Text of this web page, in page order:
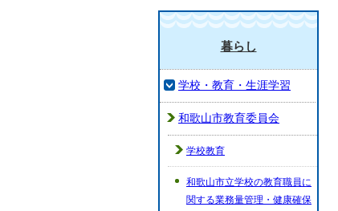
暮らし
学校・教育・生涯学習
和歌山市教育委員会
学校教育
和歌山市立学校の教育職員に
関する業務量管理・健康確保